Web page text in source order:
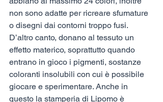
non sono adatte per ricreare sfumature
o disegni dai contorni troppo fusi.
D’altro canto, donano al tessuto un
effetto materico, soprattutto quando
entrano in gioco i pigmenti, sostanze
coloranti insolubili con cui è possibile
giocare e sperimentare. Anche in
questo la stamperia di Lipomo è